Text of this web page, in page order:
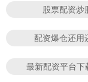
股票配资炒
配资爆仓还用
最新配资平台下